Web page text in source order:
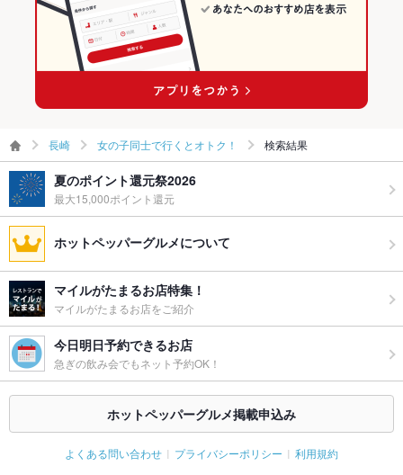
長崎 女の子同士で行くとオトク！ 検索結果
夏のポイント還元祭2026
最大15,000ポイント還元
ホットペッパーグルメについて
マイルがたまるお店特集！
マイルがたまるお店をご紹介
今日明日予約できるお店
急ぎの飲み会でもネット予約OK！
ホットペッパーグルメ掲載申込み
よくある問い合わせ プライバシーポリシー 利用規約